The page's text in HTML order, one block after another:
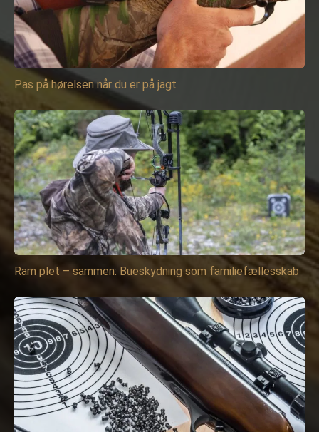
Pas på hørelsen når du er på jagt
Ram plet – sammen: Bueskydning som familiefællesskab